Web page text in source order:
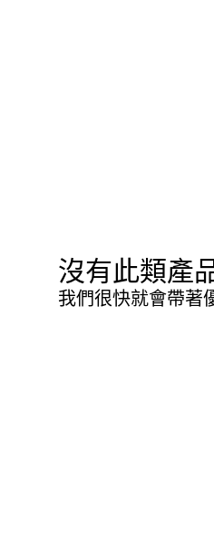
沒有此類產
我們很快就會帶著